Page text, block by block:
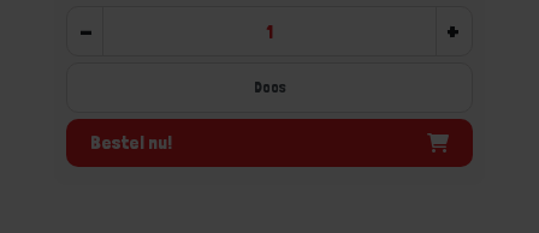
- +
Doos
Bestel nu!